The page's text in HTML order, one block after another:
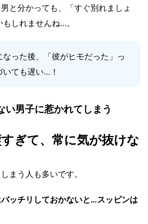
と分かっても、「すぐ別れましょ
しれませんね…。
なった後、「彼がヒモだった」っ
いても遅い…！
い男子に惹かれてしまう
すぎて、常に気が抜けな
まう人も多いです。
バッチリしておかないと…スッピンは